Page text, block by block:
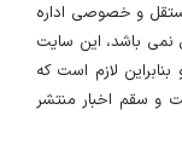
و خصوصی اداره
نمی باشد، این سایت
لازم است که
و سقم اخبار منتشر